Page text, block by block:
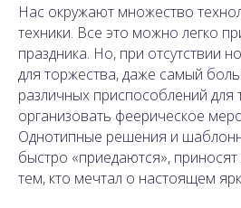
Нас окружают множество
техники. Все это можно легко
праздника. Но, при отсутствии
для торжества, даже самый
различных приспособлений
организовать феерическое
Однотипные решения и
быстро «приедаются»,
тем, кто мечтал о настоящем